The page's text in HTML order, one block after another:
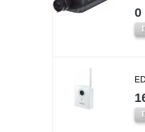
0